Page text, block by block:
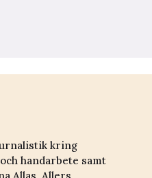
kring
handarbete samt